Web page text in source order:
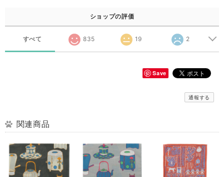
ショップの評価
すべて 835 19 2
Save
通報する
関連商品